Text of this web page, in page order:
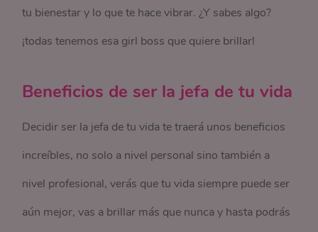
tu bienestar y lo que te hace vibrar. ¿Y sabes algo?
¡todas tenemos esa girl boss que quiere brillar!
Beneficios de ser la jefa de tu vida
Decidir ser la jefa de tu vida te traerá unos beneficios
increíbles, no solo a nivel personal sino también a
nivel profesional, verás que tu vida siempre puede ser
aún mejor, vas a brillar más que nunca y hasta podrás